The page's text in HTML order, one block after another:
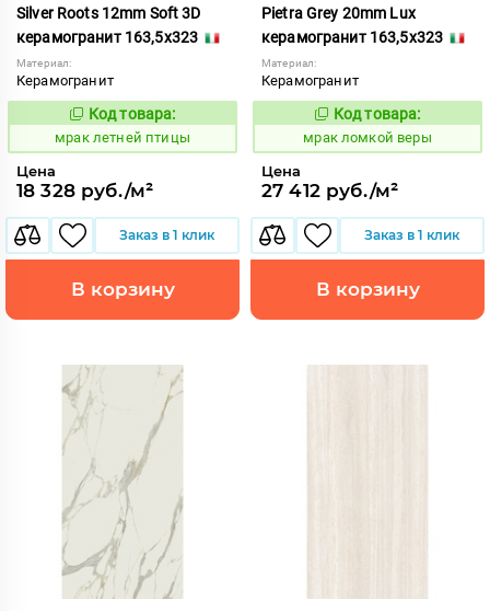
Silver Roots 12mm Soft 3D
керамогранит 163,5x323
Материал:
Керамогранит
1052823
Код товара:
мрак летней птицы
Цена
18 328 руб./м²
Заказ в 1 клик
В корзину
Pietra Grey 20mm Lux
керамогранит 163,5x323
Материал:
Керамогранит
1052883
Код товара:
мрак ломкой веры
Цена
27 412 руб./м²
Заказ в 1 клик
В корзину